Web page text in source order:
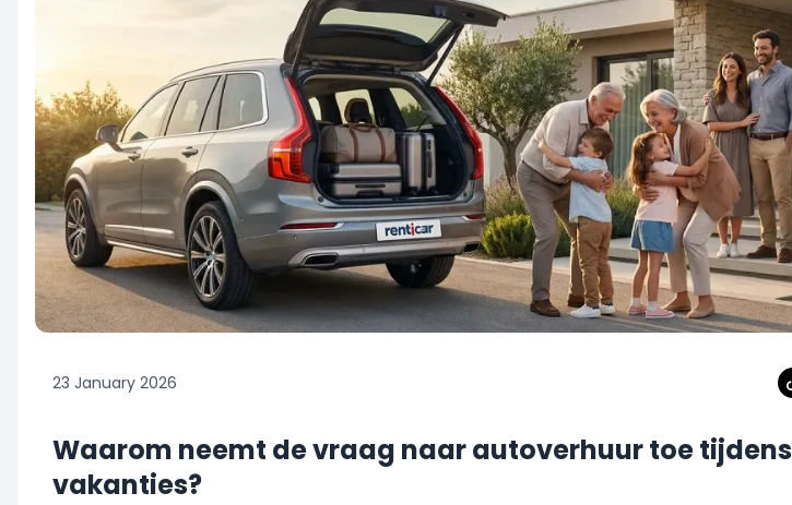
23 January 2026
Waarom neemt de vraag naar autoverhuur toe tijdens
vakanties?